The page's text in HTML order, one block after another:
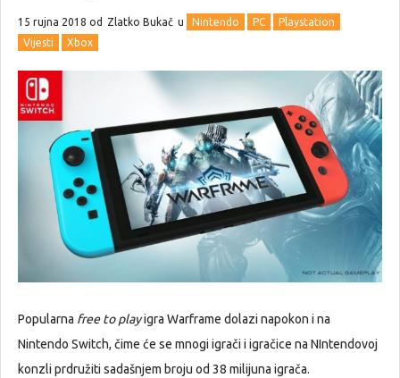
15 rujna 2018 od Zlatko Bukač u Nintendo PC
Playstation
Vijesti
Xbox
Popularna free to playigra Warframe dolazi napokon i na
Nintendo Switch, čime će se mnogi igrači i igračice na NIntendovoj
konzli prdružiti sadašnjem broju od 38 milijuna igrača.